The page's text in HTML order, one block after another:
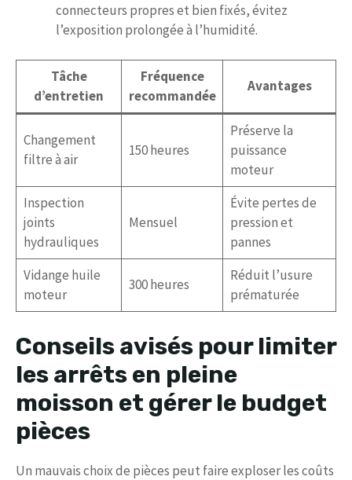
connecteurs propres et bien fixés, évitez
l’exposition prolongée à l’humidité.
Tâche
d’entretien
Fréquence
recommandée
Avantages
Changement
filtre à air
150 heures
Préserve la
puissance
moteur
Inspection
joints
hydrauliques
Mensuel
Évite pertes de
pression et
pannes
Vidange huile
moteur
300 heures
Réduit l’usure
prématurée
Conseils avisés pour limiter
les arrêts en pleine
moisson et gérer le budget
pièces
Un mauvais choix de pièces peut faire exploser les coûts